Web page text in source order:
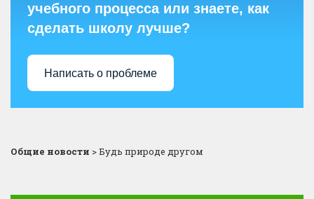
учебного процесса или знаете, как
сделать школу лучше?
Написать о проблеме
Общие новости >Будь природе другом